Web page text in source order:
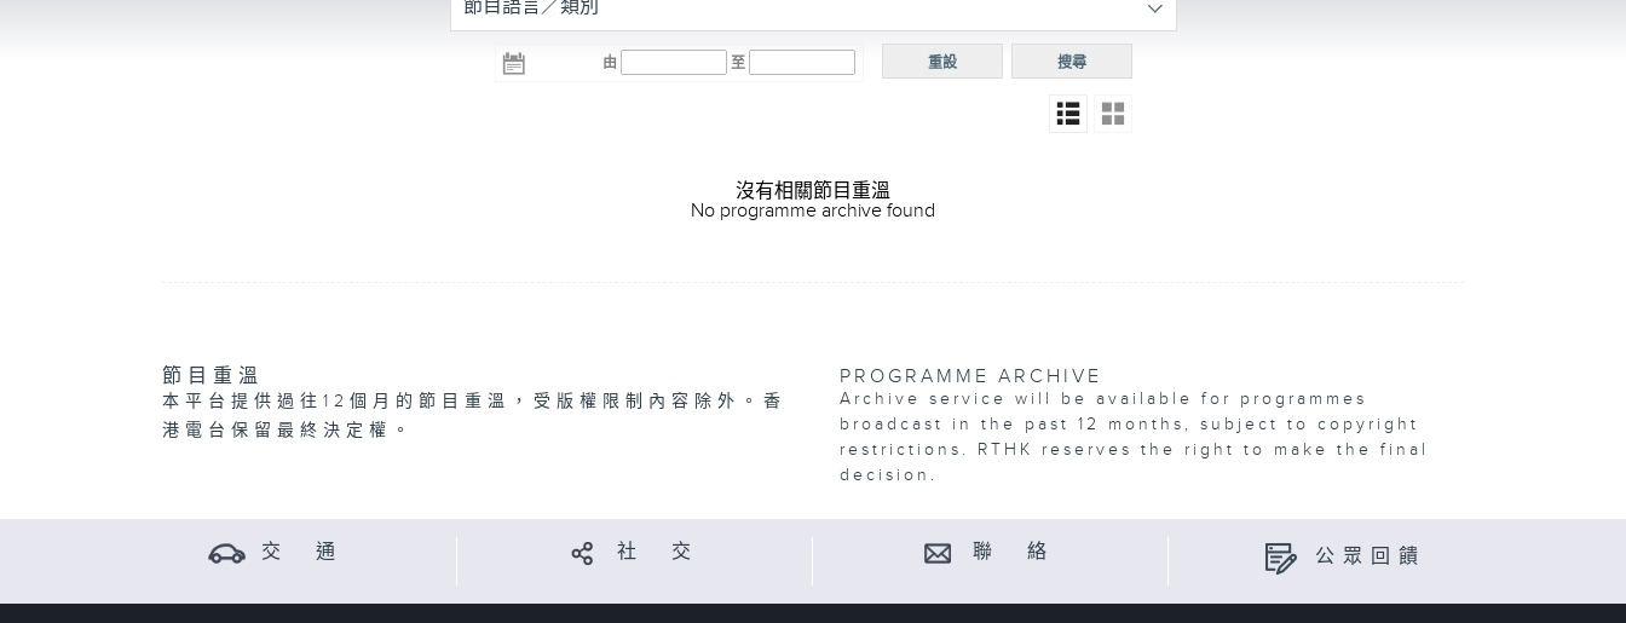
節目語言／類別
由 至 搜尋
重設
沒有相關節目重溫
No programme archive found
節目重溫
本平台提供過往12個月的節目重溫，受版權限制內容除外。香
港電台保留最終決定權。
PROGRAMME ARCHIVE
Archive service will be available for programmes
broadcast in the past 12 months, subject to copyright
restrictions. RTHK reserves the right to make the final
decision.
交 通 社 交 聯 絡 公眾回饋